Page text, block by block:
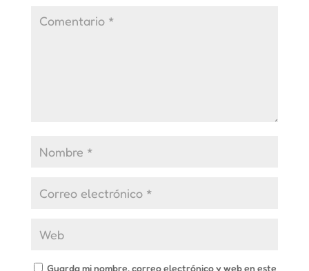
Guarda mi nombre, correo electrónico y web en este